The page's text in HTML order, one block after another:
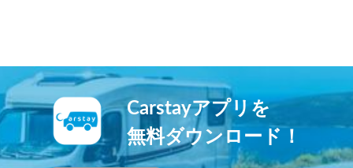
エイティブコモンズライセン
ス（表示4.0 国際）
https://creativecommons.org/
licenses/by/4.0/
Carstayアプリを
無料ダウンロード！